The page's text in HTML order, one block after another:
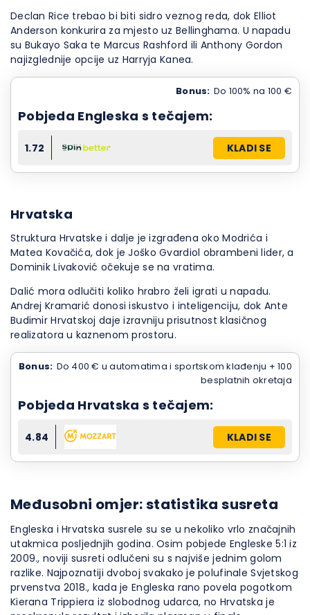
Declan Rice trebao bi biti sidro veznog reda, dok Elliot
Anderson konkurira za mjesto uz Bellinghama. U napadu
su Bukayo Saka te Marcus Rashford ili Anthony Gordon
najizglednije opcije uz Harryja Kanea.
Bonus: Do 100% na 100 €
Pobjeda Engleska s tečajem:
1.72 KLADI SE
Hrvatska
Struktura Hrvatske i dalje je izgrađena oko Modrića i
Matea Kovačića, dok je Joško Gvardiol obrambeni lider, a
Dominik Livaković očekuje se na vratima.
Dalić mora odlučiti koliko hrabro želi igrati u napadu.
Andrej Kramarić donosi iskustvo i inteligenciju, dok Ante
Budimir Hrvatskoj daje izravniju prisutnost klasičnog
realizatora u kaznenom prostoru.
Bonus: Do 400 € u automatima i sportskom klađenju + 100
besplatnih okretaja
Pobjeda Hrvatska s tečajem:
4.84 KLADI SE
Međusobni omjer: statistika susreta
Engleska i Hrvatska susrele su se u nekoliko vrlo značajnih
utakmica posljednjih godina. Osim pobjede Engleske 5:1 iz
2009., noviji susreti odlučeni su s najviše jednim golom
razlike. Najpoznatiji dvoboj svakako je polufinale Svjetskog
prvenstva 2018., kada je Engleska rano povela pogotkom
Kierana Trippiera iz slobodnog udarca, no Hrvatska je